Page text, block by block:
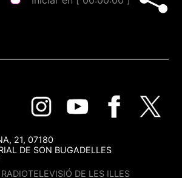
21, 07180
DE SON BUGADELLES
DE LES ILLES